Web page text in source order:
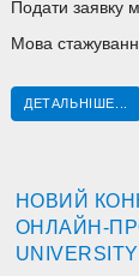
Подати заявку
Мова
ДЕТАЛЬНІШЕ...
НОВИЙ
ОНЛАЙН-